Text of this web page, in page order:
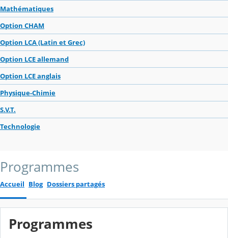
Mathématiques
Option CHAM
Option LCA (Latin et Grec)
Option LCE allemand
Option LCE anglais
Physique-Chimie
S.V.T.
Technologie
Programmes
Accueil Blog Dossiers partagés
Programmes